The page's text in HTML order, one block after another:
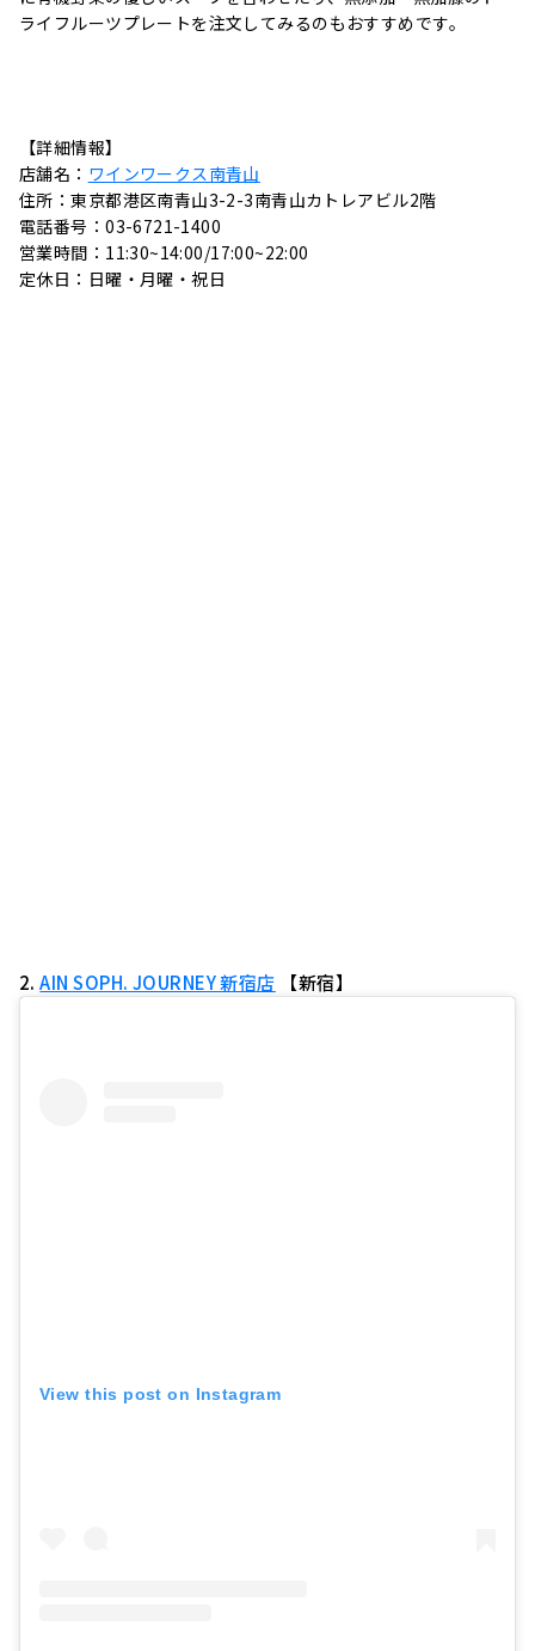
ライフルーツプレートを注文してみるのもおすすめです。
【詳細情報】
店舗名： ワインワークス南青山
住所：東京都港区南青山3-2-3南青山カトレアビル2階
電話番号：03-6721-1400
営業時間：11:30~14:00/17:00~22:00
定休日：日曜・月曜・祝日
2.AIN SOPH. JOURNEY 新宿店 【新宿】
View this post on Instagram